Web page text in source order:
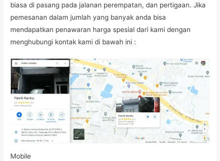
biasa di pasang pada jalanan perempatan, dan pertigaan. Jika
pemesanan dalam jumlah yang banyak anda bisa
mendapatkan penawaran harga spesial dari kami dengan
menghubungi kontak kami di bawah ini :
Mobile